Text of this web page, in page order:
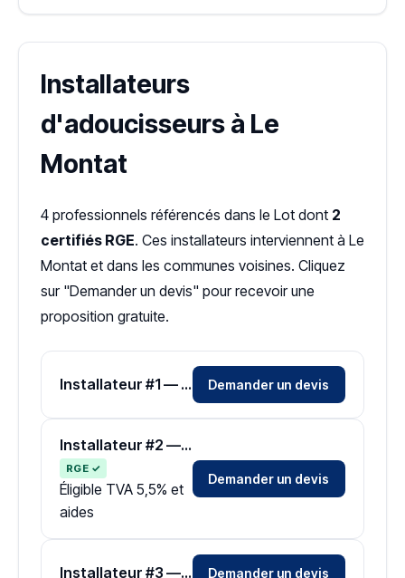
Installateurs
d'adoucisseurs à Le
Montat
4 professionnels référencés dans le Lot dont 2
certifiés RGE. Ces installateurs interviennent à Le
Montat et dans les communes voisines. Cliquez
sur "Demander un devis" pour recevoir une
proposition gratuite.
Installateur #1 — Zone Lot Demander un devis
Installateur #2 — Zone Lot
RGE ✓
Éligible TVA 5,5% et
aides
Demander un devis
Installateur #3 — Zone Lot Demander un devis